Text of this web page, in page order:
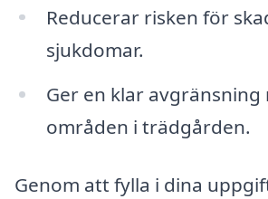
Reducerar risken för
sjukdomar.
Ger en klar avgränsning
områden i trädgården.
Genom att fylla i dina